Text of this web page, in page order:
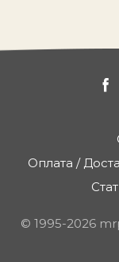
Оплата /
© 1995-2026